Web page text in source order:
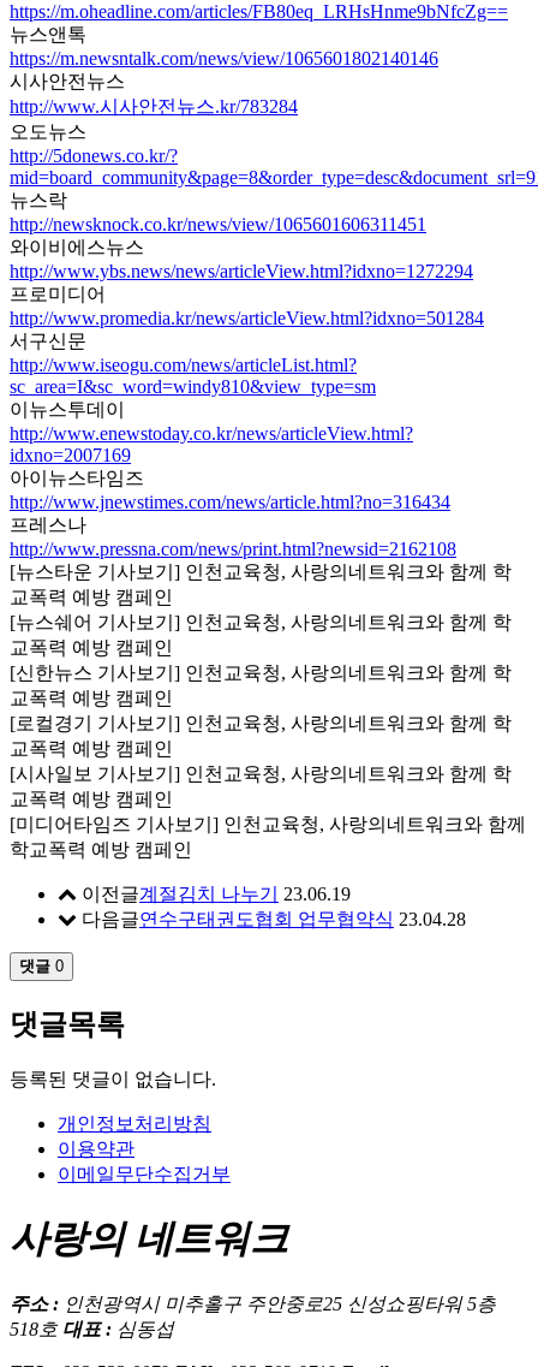
https://m.oheadline.com/articles/FB80eq_LRHsHnme9bNfcZg==
뉴스앤톡
https://m.newsntalk.com/news/view/1065601802140146
시사안전뉴스
http://www.시사안전뉴스.kr/783284
오도뉴스
http://5donews.co.kr/?
뉴스락
http://newsknock.co.kr/news/view/1065601606311451
와이비에스뉴스
http://www.ybs.news/news/articleView.html?idxno=1272294
프로미디어
http://www.promedia.kr/news/articleView.html?idxno=501284
서구신문
http://www.iseogu.com/news/articleList.html?
sc_area=I&sc_word=windy810&view_type=sm
이뉴스투데이
http://www.enewstoday.co.kr/news/articleView.html?
idxno=2007169
아이뉴스타임즈
http://www.jnewstimes.com/news/article.html?no=316434
프레스나
http://www.pressna.com/news/print.html?newsid=2162108
[뉴스타운 기사보기] 인천교육청, 사랑의네트워크와 함께 학
교폭력 예방 캠페인
[뉴스쉐어 기사보기] 인천교육청, 사랑의네트워크와 함께 학
교폭력 예방 캠페인
[신한뉴스 기사보기] 인천교육청, 사랑의네트워크와 함께 학
교폭력 예방 캠페인
[로컬경기 기사보기] 인천교육청, 사랑의네트워크와 함께 학
교폭력 예방 캠페인
[시사일보 기사보기] 인천교육청, 사랑의네트워크와 함께 학
교폭력 예방 캠페인
[미디어타임즈 기사보기] 인천교육청, 사랑의네트워크와 함께
학교폭력 예방 캠페인
이전글계절김치 나누기
23.06.19
다음글연수구태권도협회 업무협약식 23.04.28
댓글 0
댓글목록
등록된 댓글이 없습니다.
개인정보처리방침
이용약관
이메일무단수집거부
사랑의 네트워크
주소 : 인천광역시 미추홀구 주안중로25 신성쇼핑타워 5층
518호 대표 : 심동섭